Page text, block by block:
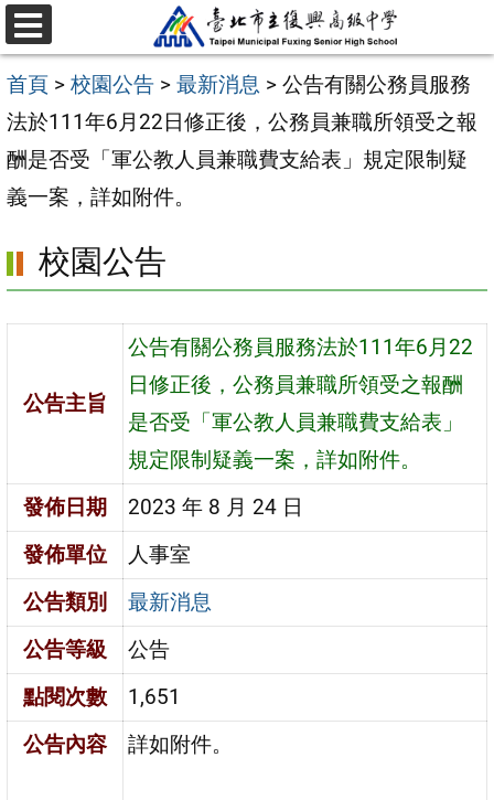
跳
至
主
要
內
容
選
單
首頁 > 校園公告 > 最新消息 > 公告有關公務員服務
法於111年6月22日修正後，公務員兼職所領受之報
酬是否受「軍公教人員兼職費支給表」規定限制疑
義一案，詳如附件。
校園公告
公告主旨
公告有關公務員服務法於111年6月22
日修正後，公務員兼職所領受之報酬
是否受「軍公教人員兼職費支給表」
規定限制疑義一案，詳如附件。
發佈日期
2023 年 8 月 24 日
發佈單位
人事室
公告類別
最新消息
公告等級
公告
點閱次數
1,651
公告內容
詳如附件。